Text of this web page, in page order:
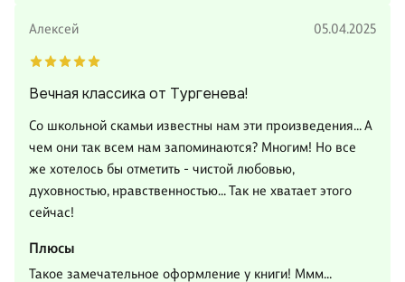
Алексей 05.04.2025
Вечная классика от Тургенева!
Со школьной скамьи известны нам эти произведения... А
чем они так всем нам запоминаются? Многим! Но все
же хотелось бы отметить - чистой любовью,
духовностью, нравственностью... Так не хватает этого
сейчас!
Плюсы
Такое замечательное оформление у книги! Ммм...